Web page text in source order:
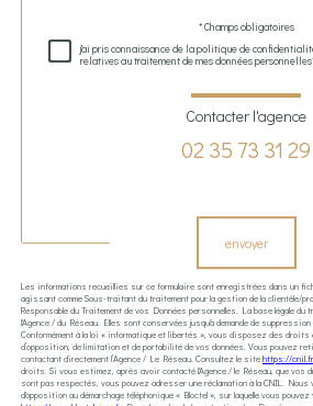
* Champs obligatoires
j'ai pris connaissance de la politique de
relatives au traitement de mes données
Contacter l'agence
02 35 73 31 29
envoyer
Les informations recueillies sur ce formulaire sont enregistrées dans un
agissant comme Sous-traitant du traitement pour la gestion de la clientèle/
Responsable du Traitement de vos Données personnelles. La base légale
l'Agence / du Réseau. Elles sont conservées jusqu'à demande de
Conformément à la loi « informatique et libertés », vous disposez des droits
d’opposition, de limitation et de portabilité de vos données. Vous pouvez
contactant directement l’Agence / Le Réseau. Consultez le sitehttps://
droits. Si vous estimez, après avoir contacté l'Agence / le Réseau, que
sont pas respectés, vous pouvez adresser une réclamation à la CNIL. Nous
d'opposition au démarchage téléphonique « Bloctel », sur laquelle vous